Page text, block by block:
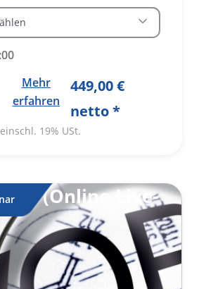
Mehr
erfahren
449,00€
netto *
einschl. 19% USt.
(Online-Live-